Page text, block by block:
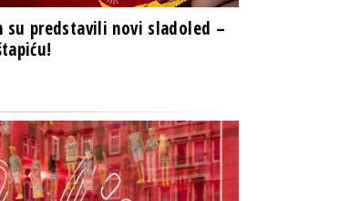
su predstavili novi sladoled –